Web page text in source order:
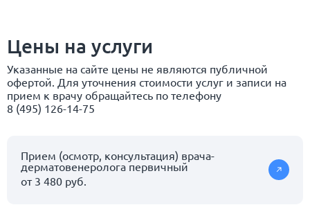
Цены на услуги
Указанные на сайте цены не являются публичной
офертой. Для уточнения стоимости услуг и записи на
прием к врачу обращайтесь по телефону
8 (495) 126-14-75
Прием (осмотр, консультация) врача-
дерматовенеролога первичный
от 3 480 руб.